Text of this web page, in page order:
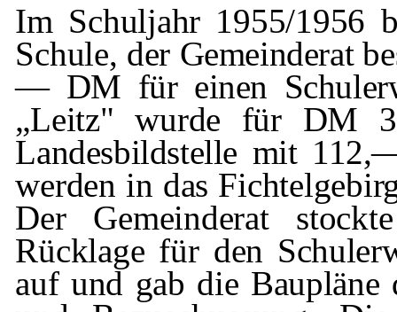
Im Schuljahr 1955/1956
Schule, der Gemeinderat
— DM für einen Schul­
„Leitz" wurde für DM
Landesbildstelle mit
werden in das
Der Gemeinderat
Rücklage für den
auf und gab die